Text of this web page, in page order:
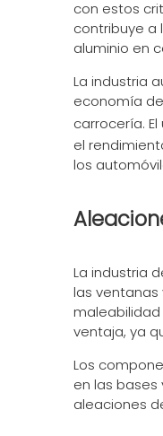
con estos
contribuye a
aluminio en
La industria
economía
carrocería.
el
los
La industria
las ventanas
ventaja, ya
Los
en las
aleaciones